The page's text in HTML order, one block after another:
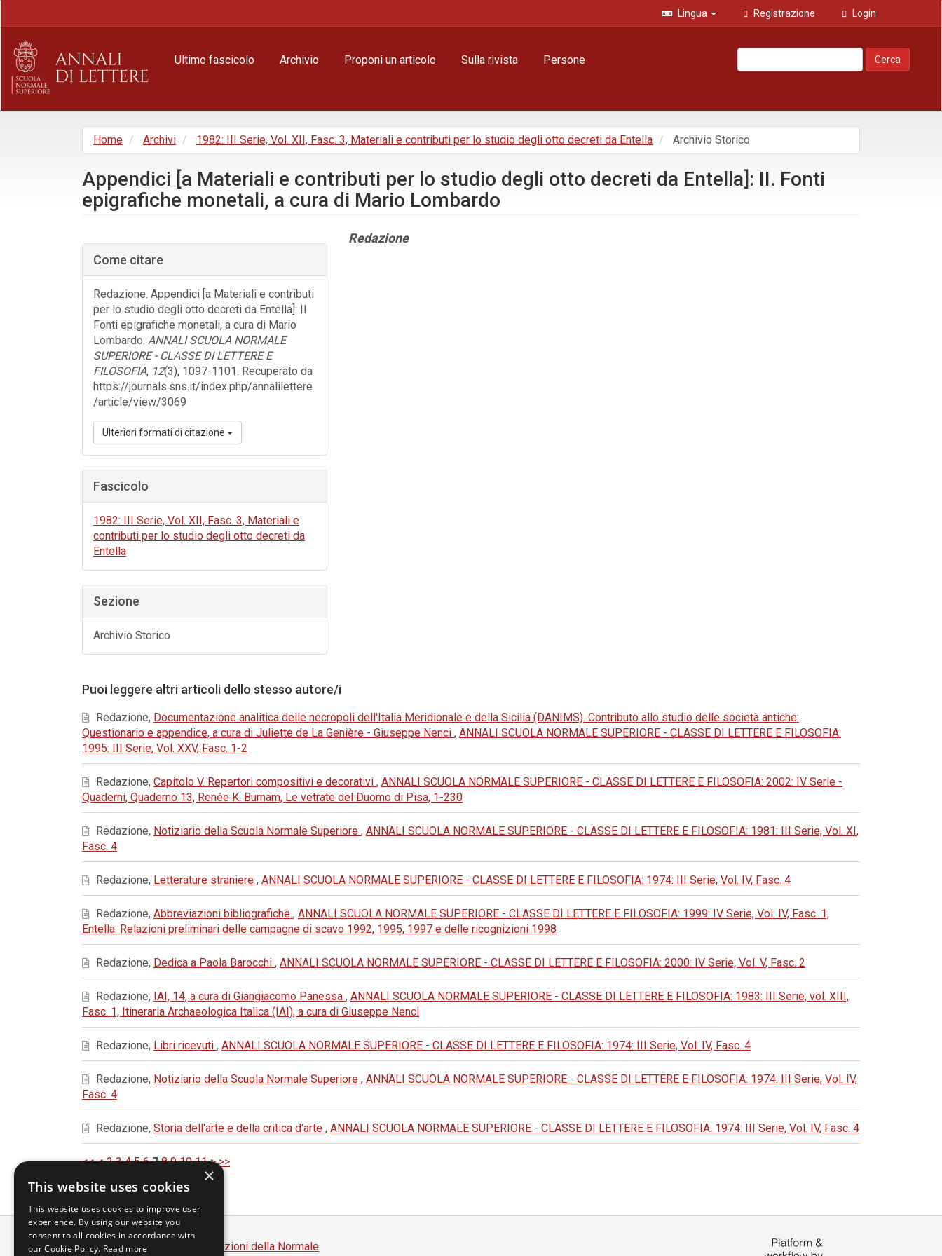
principale
Barra
laterale
Lingua Registrazione Login
Ultimo fascicolo Archivio Proponi un articolo Sulla rivista Persone Cerca
Home Archivi 1982: III Serie, Vol. XII, Fasc. 3, Materiali e contributi per lo studio degli otto decreti da Entella Archivio Storico
Appendici [a Materiali e contributi per lo studio degli otto decreti da Entella]: II. Fonti
epigrafiche monetali, a cura di Mario Lombardo
laterale
dell'articolo
Come citare
Redazione. Appendici [a Materiali e contributi
per lo studio degli otto decreti da Entella]: II.
Fonti epigrafiche monetali, a cura di Mario
Lombardo. ANNALI SCUOLA NORMALE
SUPERIORE - CLASSE DI LETTERE E
FILOSOFIA, 12(3), 1097-1101. Recuperato da
https://journals.sns.it/index.php/annalilettere
/article/view/3069
Ulteriori formati di citazione
Fascicolo
1982: III Serie, Vol. XII, Fasc. 3, Materiali e
contributi per lo studio degli otto decreti da
Entella
Sezione
Archivio Storico
Contenuto
Redazione
Puoi leggere altri articoli dello stesso autore/i
Redazione, Documentazione analitica delle necropoli dell'Italia Meridionale e della Sicilia (DANIMS). Contributo allo studio delle società antiche:
Questionario e appendice, a cura di Juliette de La Genière - Giuseppe Nenci , ANNALI SCUOLA NORMALE SUPERIORE - CLASSE DI LETTERE E FILOSOFIA:
1995: III Serie, Vol. XXV, Fasc. 1-2
Redazione, Capitolo V. Repertori compositivi e decorativi , ANNALI SCUOLA NORMALE SUPERIORE - CLASSE DI LETTERE E FILOSOFIA: 2002: IV Serie -
Quaderni, Quaderno 13, Renée K. Burnam, Le vetrate del Duomo di Pisa, 1-230
Redazione, Notiziario della Scuola Normale Superiore , ANNALI SCUOLA NORMALE SUPERIORE - CLASSE DI LETTERE E FILOSOFIA: 1981: III Serie, Vol. XI,
Fasc. 4
Redazione, Letterature straniere , ANNALI SCUOLA NORMALE SUPERIORE - CLASSE DI LETTERE E FILOSOFIA: 1974: III Serie, Vol. IV, Fasc. 4
Redazione, Abbreviazioni bibliografiche , ANNALI SCUOLA NORMALE SUPERIORE - CLASSE DI LETTERE E FILOSOFIA: 1999: IV Serie, Vol. IV, Fasc. 1,
Entella. Relazioni preliminari delle campagne di scavo 1992, 1995, 1997 e delle ricognizioni 1998
Redazione, Dedica a Paola Barocchi , ANNALI SCUOLA NORMALE SUPERIORE - CLASSE DI LETTERE E FILOSOFIA: 2000: IV Serie, Vol. V, Fasc. 2
Redazione, IAI, 14, a cura di Giangiacomo Panessa , ANNALI SCUOLA NORMALE SUPERIORE - CLASSE DI LETTERE E FILOSOFIA: 1983: III Serie, vol. XIII,
Fasc. 1, Itineraria Archaeologica Italica (IAI), a cura di Giuseppe Nenci
Redazione, Libri ricevuti , ANNALI SCUOLA NORMALE SUPERIORE - CLASSE DI LETTERE E FILOSOFIA: 1974: III Serie, Vol. IV, Fasc. 4
Redazione, Notiziario della Scuola Normale Superiore , ANNALI SCUOLA NORMALE SUPERIORE - CLASSE DI LETTERE E FILOSOFIA: 1974: III Serie, Vol. IV,
Fasc. 4
Redazione, Storia dell'arte e della critica d'arte , ANNALI SCUOLA NORMALE SUPERIORE - CLASSE DI LETTERE E FILOSOFIA: 1974: III Serie, Vol. IV, Fasc. 4
<< < 2 3 4 5 6 7 8 9 10 11 > >>
Scuola Normale Superiore Edizioni della Normale
×
This website uses cookies
This website uses cookies to improve user
experience. By using our website you
consent to all cookies in accordance with
our Cookie Policy. Read more